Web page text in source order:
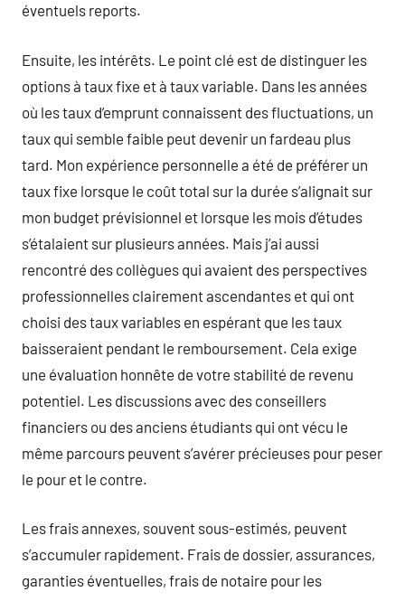
éventuels reports.
Ensuite, les intérêts. Le point clé est de distinguer les
options à taux fixe et à taux variable. Dans les années
où les taux d’emprunt connaissent des fluctuations, un
taux qui semble faible peut devenir un fardeau plus
tard. Mon expérience personnelle a été de préférer un
taux fixe lorsque le coût total sur la durée s’alignait sur
mon budget prévisionnel et lorsque les mois d’études
s’étalaient sur plusieurs années. Mais j’ai aussi
rencontré des collègues qui avaient des perspectives
professionnelles clairement ascendantes et qui ont
choisi des taux variables en espérant que les taux
baisseraient pendant le remboursement. Cela exige
une évaluation honnête de votre stabilité de revenu
potentiel. Les discussions avec des conseillers
financiers ou des anciens étudiants qui ont vécu le
même parcours peuvent s’avérer précieuses pour peser
le pour et le contre.
Les frais annexes, souvent sous-estimés, peuvent
s’accumuler rapidement. Frais de dossier, assurances,
garanties éventuelles, frais de notaire pour les